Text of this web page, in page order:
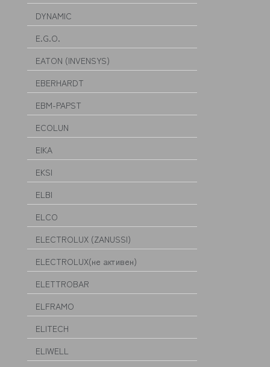
DYNAMIC
E.G.O.
EATON (INVENSYS)
EBERHARDT
EBM-PAPST
ECOLUN
EIKA
EKSI
ELBI
ELCO
ELECTROLUX (ZANUSSI)
ELECTROLUX(не активен)
ELETTROBAR
ELFRAMO
ELITECH
ELIWELL